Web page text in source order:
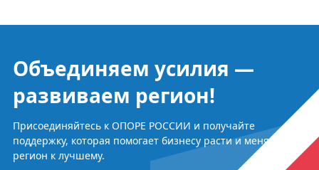
Объединяем усилия —
развиваем регион!
Присоединяйтесь к ОПОРЕ РОССИИ и получайте
поддержку, которая помогает бизнесу расти и менять
регион к лучшему.